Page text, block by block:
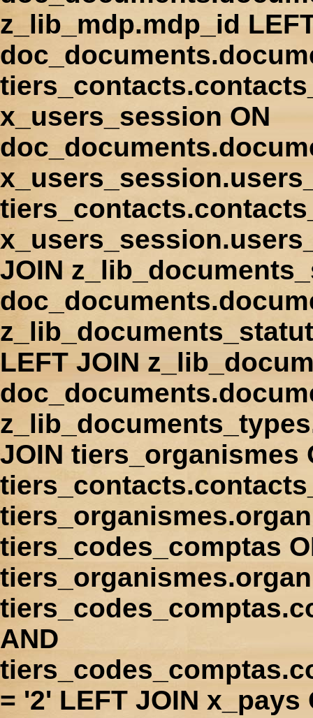
z_lib_mdp.mdp_id
x_users_session ON
JOIN
LEFT JOIN
JOIN tiers_organismes
tiers_codes_comptas
AND
= '2' LEFT JOIN